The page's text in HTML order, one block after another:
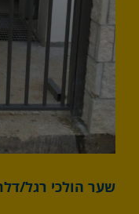
שער הולכי רגל/